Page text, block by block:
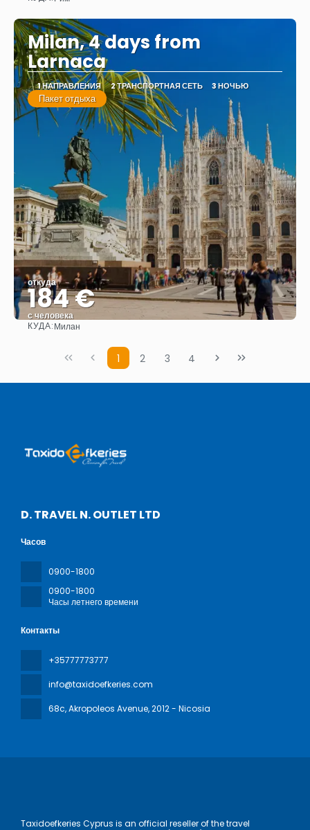
Milan, 4 days from
Larnaca
1 НАПРАВЛЕНИЯ 2 ТРАНСПОРТНАЯ СЕТЬ 3 НОЧЬЮ
Пакет отдыха
откуда
184 €
с человека
КУДА:Милан
1 2 3 4
D. TRAVEL N. OUTLET LTD
Контакты
+35777773777
info@taxidoefkeries.com
68c, Akropoleos Avenue, 2012 - Nicosia
Часов
0900-1800
0900-1800
Часы летнего времени
Taxidoefkeries Cyprus is an official reseller of the travel